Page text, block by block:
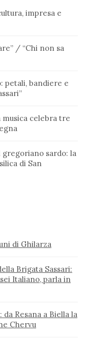
impresa e
/ “Chi non sa
petali, bandiere e
musica celebra tre
sardo: la
di San
di Ghilarza
Brigata Sassari:
Italiano, parla in
Resana a Biella la
Chervu